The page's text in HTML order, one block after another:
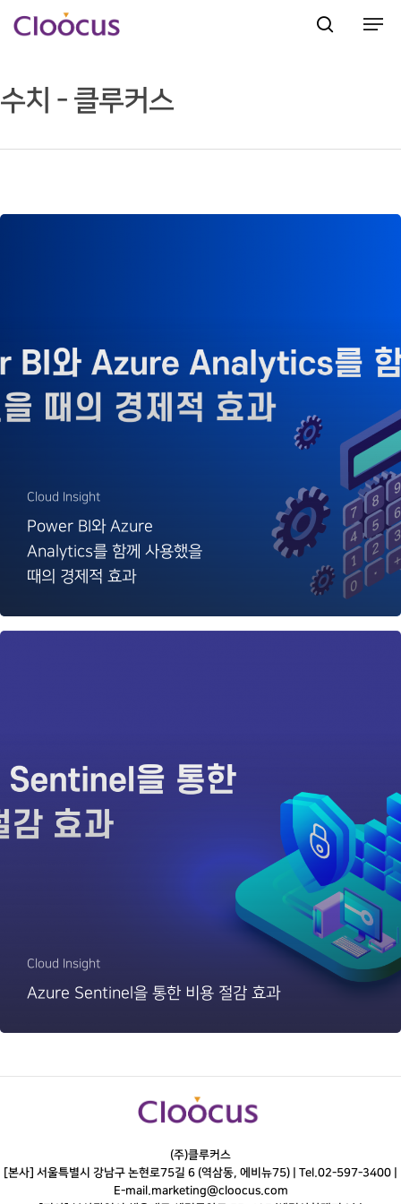
Hit enter to search or ESC to close
수치 - 클루커스
Cloud Insight
Power BI와 Azure
Analytics를 함께 사용했을
때의 경제적 효과
Cloud Insight
Azure Sentinel을 통한 비용 절감 효과
(주)클루커스
[본사] 서울특별시 강남구 논현로75길 6 (역삼동, 에비뉴75) | Tel.02-597-3400
E-mail. marketing@cloocus.com